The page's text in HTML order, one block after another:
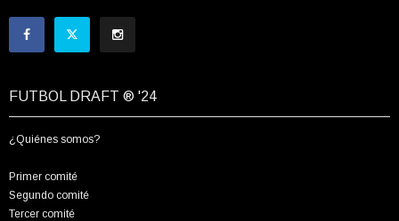
FUTBOL DRAFT ® '24
¿Quiénes somos?
Primer comité
Segundo comité
Tercer comité